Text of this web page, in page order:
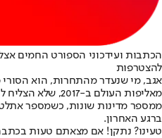
הכתבות ועידכוני הספורט החמים
להצטרפות
אגב, מי שנעדר מהתחרות, הוא הסורי
ממספר מדינות שונות, כשמספר
ברגע האחרון.
טעינו? נתקן! אם מצאתם טעות